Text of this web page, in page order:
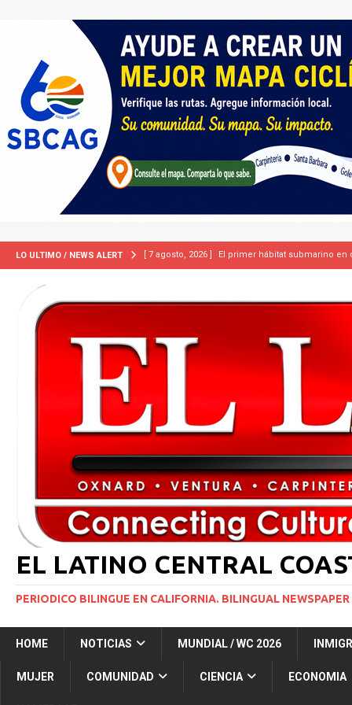
LO ULTIMO / NEWS ALERT [ 7 agosto, 2026 ] ICE equipará a sus agentes
[ 7 agosto, 2026 ] Turquía, Pakistán y Arabia
[ 2 julio, 2024 ] Colombia apaga el ‘efecto Vini’.
Corte Suprema levanta
INMIGRACIÓN
[ 7 agosto, 2026 ] Simi Valley Man Sentenced to
[ 7 agosto, 2026 ] El primer hábitat submarino en
EL LATINO CENTRAL
PERIODICO BILINGUE EN CALIFORNIA. BILINGUAL
HOME NOTICIAS MUNDIAL / WC 2026
MUJER COMUNIDAD CIENCIA ECONOMIA